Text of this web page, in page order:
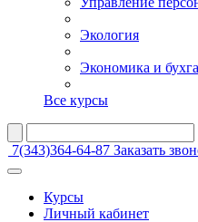
Экология
Экономика и
Все курсы
7(343)364-64-87 Заказать
Курсы
Личный кабинет